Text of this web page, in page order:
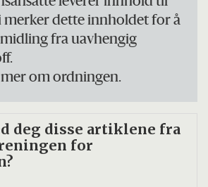
merker dette innholdet for å
fra uavhengig
om ordningen.
deg disse artiklene fra
for